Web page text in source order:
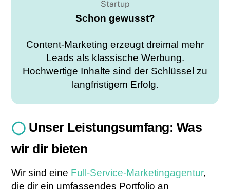
Schon gewusst?
Content-Marketing erzeugt dreimal mehr
Leads als klassische Werbung.
Hochwertige Inhalte sind der Schlüssel zu
langfristigem Erfolg.
◯ Unser Leistungsumfang: Was
wir dir bieten
Wir sind eine Full-Service-Marketingagentur,
die dir ein umfassendes Portfolio an